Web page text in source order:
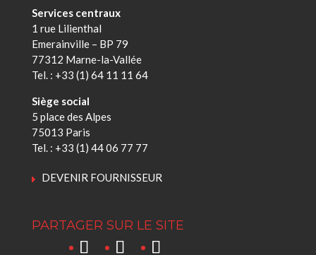
Services centraux
1 rue Lilienthal
Emerainville – BP 79
77312 Marne-la-Vallée
Tel. : +33 (1) 64 11 11 64
Siège social
5 place des Alpes
75013 Paris
Tel. : +33 (1) 44 06 77 77
DEVENIR FOURNISSEUR
PARTAGER SUR LE SITE